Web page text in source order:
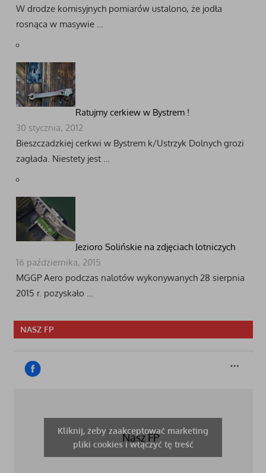
W drodze komisyjnych pomiarów ustalono, że jodła
rosnąca w masywie …
Ratujmy cerkiew w Bystrem !
30 stycznia, 2012
Bieszczadzkiej cerkwi w Bystrem k/Ustrzyk Dolnych grozi
zagłada. Niestety jest …
Jezioro Solińskie na zdjęciach lotniczych
16 października, 2015
MGGP Aero podczas nalotów wykonywanych 28 sierpnia
2015 r. pozyskało …
NASZ FP
Nasz FP
Kliknij, żeby zaakceptować marketing
pliki cookies i włączyć tę treść